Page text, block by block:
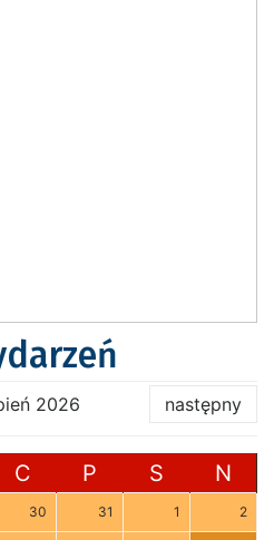
2026 następny
C P S N
30 31 1 2